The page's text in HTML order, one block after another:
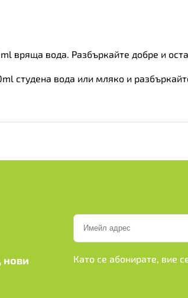
вряща вода. Разбъркайте добре и
студена вода или мляко и
нови
Като се абонирате, вие